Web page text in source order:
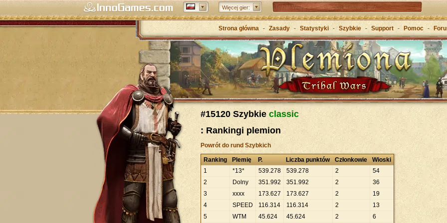
Więcej gier: Tribal Wars 2 – następca kultowej gry
Forge of Empires – Strategia o epokach cywilizacji
Grepolis – Wznieś imperium w antycznej Grecji
Strona główna - Zasady - Statystyki - Szybkie - Support - Pomoc -
#15120 Szybkie classic
: Rankingi plemion
Powrót do rund Szybkich
Ranking Plemię P. Liczba punktów Członkowie
Wioski
1
*13* 539.278 539.278 2
54
2
Dolny 351.992 351.992 2
36
3
xxxx 173.627 173.627 2
19
4
SPEED 116.314 116.314 2
13
5
WTM 45.624 45.624 2 6